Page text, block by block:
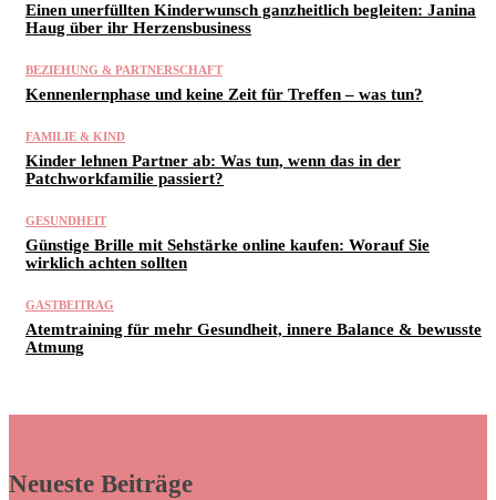
Einen unerfüllten Kinderwunsch ganzheitlich begleiten: Janina
Haug über ihr Herzensbusiness
BEZIEHUNG & PARTNERSCHAFT
Kennenlernphase und keine Zeit für Treffen – was tun?
FAMILIE & KIND
Kinder lehnen Partner ab: Was tun, wenn das in der
Patchworkfamilie passiert?
GESUNDHEIT
Günstige Brille mit Sehstärke online kaufen: Worauf Sie
wirklich achten sollten
GASTBEITRAG
Atemtraining für mehr Gesundheit, innere Balance & bewusste
Atmung
Neueste Beiträge